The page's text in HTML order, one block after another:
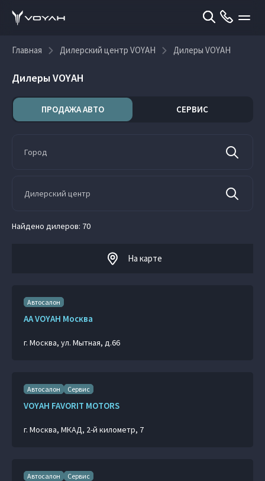
Главная Дилерский центр VOYAH Дилеры VOYAH
Дилеры VOYAH
ПРОДАЖА АВТО СЕРВИС
Найдено дилеров: 70
На карте
Автосалон
AA VOYAH Москва
г. Москва, ул. Мытная, д.66
Автосалон Сервис
VOYAH FAVORIT MOTORS
г. Москва, МКАД, 2-й километр, 7
Автосалон Сервис